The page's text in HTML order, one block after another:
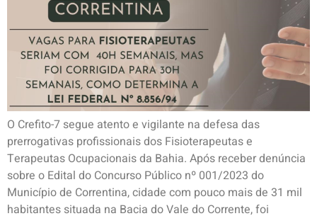
O Crefito-7 segue atento e vigilante na defesa das
prerrogativas profissionais dos Fisioterapeutas e
Terapeutas Ocupacionais da Bahia. Após receber denúncia
sobre o Edital do Concurso Público nº 001/2023 do
Município de Correntina, cidade com pouco mais de 31 mil
habitantes situada na Bacia do Vale do Corrente, foi